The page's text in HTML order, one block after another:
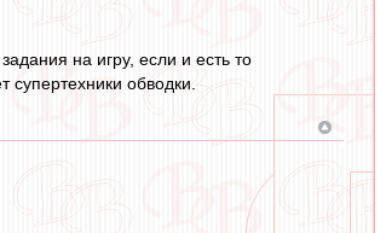
на игру, если и есть то
обводки.